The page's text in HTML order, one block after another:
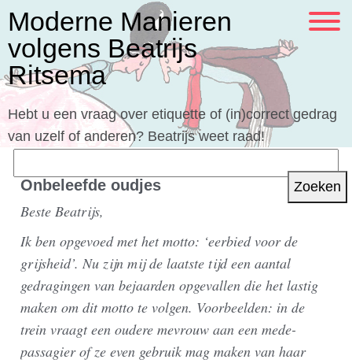
Moderne Manieren
volgens Beatrijs
Ritsema
Hebt u een vraag over etiquette of (in)correct gedrag
van uzelf of anderen? Beatrijs weet raad!
naar:Onbeleefde oudjes
Beste Beatrijs,
Ik ben opgevoed met het motto: ‘eerbied voor de
grijsheid’. Nu zijn mij de laatste tijd een aantal
gedragingen van bejaarden opgevallen die het lastig
maken om dit motto te volgen. Voorbeelden: in de
trein vraagt een oudere mevrouw aan een mede-
passagier of ze even gebruik mag maken van haar